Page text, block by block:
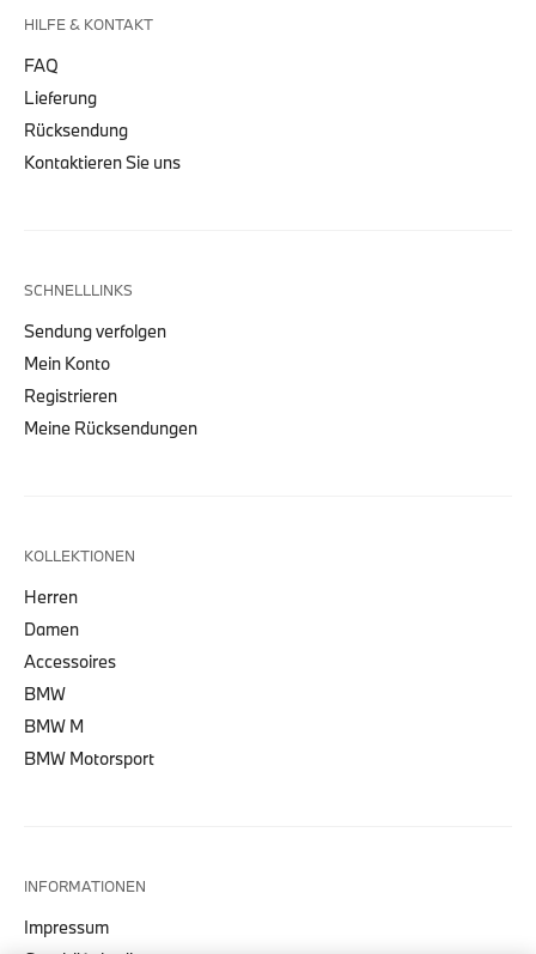
HILFE & KONTAKT
FAQ
Lieferung
Rücksendung
Kontaktieren Sie uns
SCHNELLLINKS
Sendung verfolgen
Mein Konto
Registrieren
Meine Rücksendungen
KOLLEKTIONEN
Herren
Damen
Accessoires
BMW
BMW M
BMW Motorsport
INFORMATIONEN
Impressum